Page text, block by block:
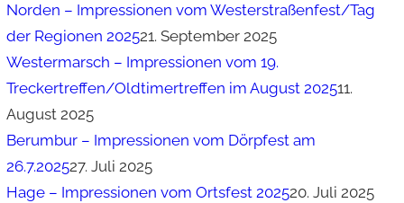
Norden – Impressionen vom Westerstraßenfest/Tag
der Regionen 202521. September 2025
Westermarsch – Impressionen vom 19.
Treckertreffen/Oldtimertreffen im August 202511.
August 2025
Berumbur – Impressionen vom Dörpfest am
26.7.202527. Juli 2025
Hage – Impressionen vom Ortsfest 202520. Juli 2025